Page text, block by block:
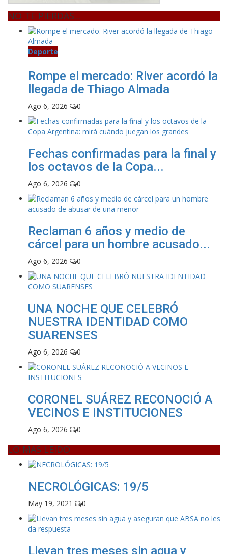
NO TE PIERDAS...
Deporte
Rompe el mercado: River acordó la
llegada de Thiago Almada
Ago 6, 2026 0
Fechas confirmadas para la final y
los octavos de la Copa...
Ago 6, 2026 0
Reclaman 6 años y medio de
cárcel para un hombre acusado...
Ago 6, 2026 0
UNA NOCHE QUE CELEBRÓ
NUESTRA IDENTIDAD COMO
SUARENSES
Ago 6, 2026 0
CORONEL SUÁREZ RECONOCIÓ A
VECINOS E INSTITUCIONES
Ago 6, 2026 0
LO MAS LEIDO
NECROLÓGICAS: 19/5
May 19, 2021 0
Llevan tres meses sin agua y